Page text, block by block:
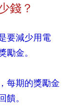
錢？
要減少用電
金。
每期的獎勵金
。